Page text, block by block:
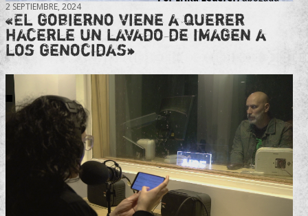
2 SEPTIEMBRE, 2024
«El gobierno viene a querer
hacerle un lavado de imagen a
los genocidas»